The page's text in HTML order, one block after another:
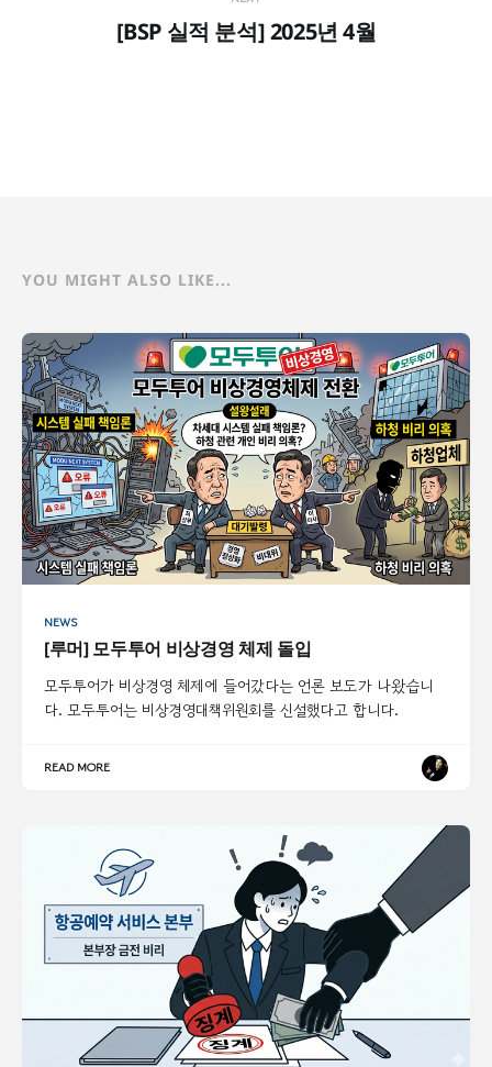
[BSP 실적 분석] 2025년 4월
YOU MIGHT ALSO LIKE...
NEWS
[루머] 모두투어 비상경영 체제 돌입
모두투어가 비상경영 체제에 들어갔다는 언론 보도가 나왔습니
다. 모두투어는 비상경영대책위원회를 신설했다고 합니다.
READ MORE